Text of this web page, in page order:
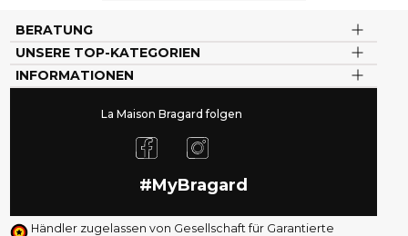
BERATUNG
UNSERE TOP-KATEGORIEN
INFORMATIONEN
La Maison Bragard folgen
#MyBragard
Händler zugelassen von Gesellschaft für Garantierte